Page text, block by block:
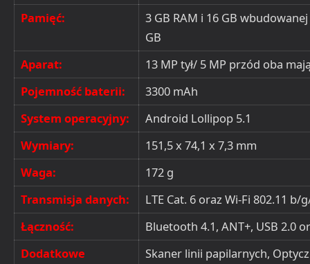
Pamięć:
3 GB RAM i 16 GB
GB
Aparat:
13 MP tył/ 5 MP przód oba
Pojemność baterii:
3300 mAh
System operacyjny:
Android Lollipop 5.1
Wymiary:
151,5 x 74,1 x 7,3 mm
Waga:
172 g
Transmisja danych:
LTE Cat. 6 oraz Wi-Fi 802.11 b/
Łączność:
Bluetooth 4.1, ANT+, USB 2.0
Dodatkowe
Skaner linii papilarnych,